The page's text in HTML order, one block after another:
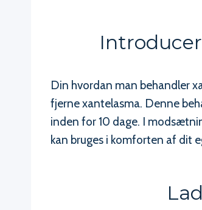
Din hvordan man behandler
fjerne xantelasma. Denne
inden for 10 dage. I
kan bruges i komforten af dit